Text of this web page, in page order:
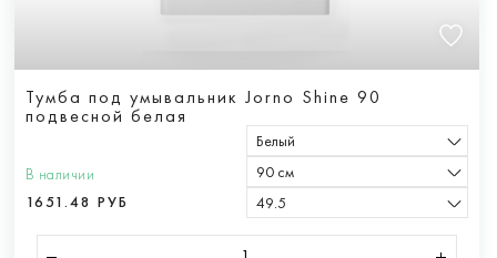
Тумба под умывальник Jorno Shine 90
подвесной белая
В наличии
1651.48 РУБ
Белый
90 см
49.5